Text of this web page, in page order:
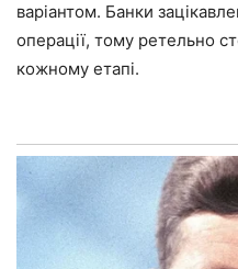
варіантом. Банки
операції, тому ретельно
кожному етапі.